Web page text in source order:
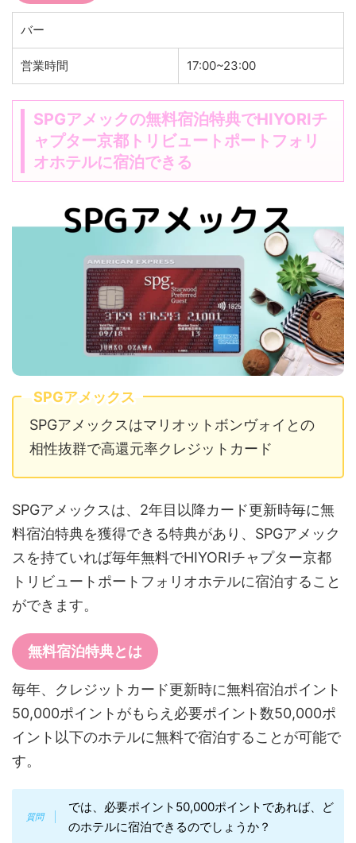
バー
営業時間 17:00~23:00
SPGアメックの無料宿泊特典でHIYORIチ
ャプター京都トリビュートポートフォリ
オホテルに宿泊できる
SPGアメックス
SPGアメックスはマリオットボンヴォイとの
相性抜群で高還元率クレジットカード
SPGアメックスは、2年目以降カード更新時毎に無
料宿泊特典を獲得できる特典があり、SPGアメック
スを持ていれば毎年無料でHIYORIチャプター京都
トリビュートポートフォリオホテルに宿泊すること
ができます。
無料宿泊特典とは
毎年、クレジットカード更新時に無料宿泊ポイント
50,000ポイントがもらえ必要ポイント数50,000ポ
イント以下のホテルに無料で宿泊することが可能で
す。
では、必要ポイント50,000ポイントであれば、ど
のホテルに宿泊できるのでしょうか？